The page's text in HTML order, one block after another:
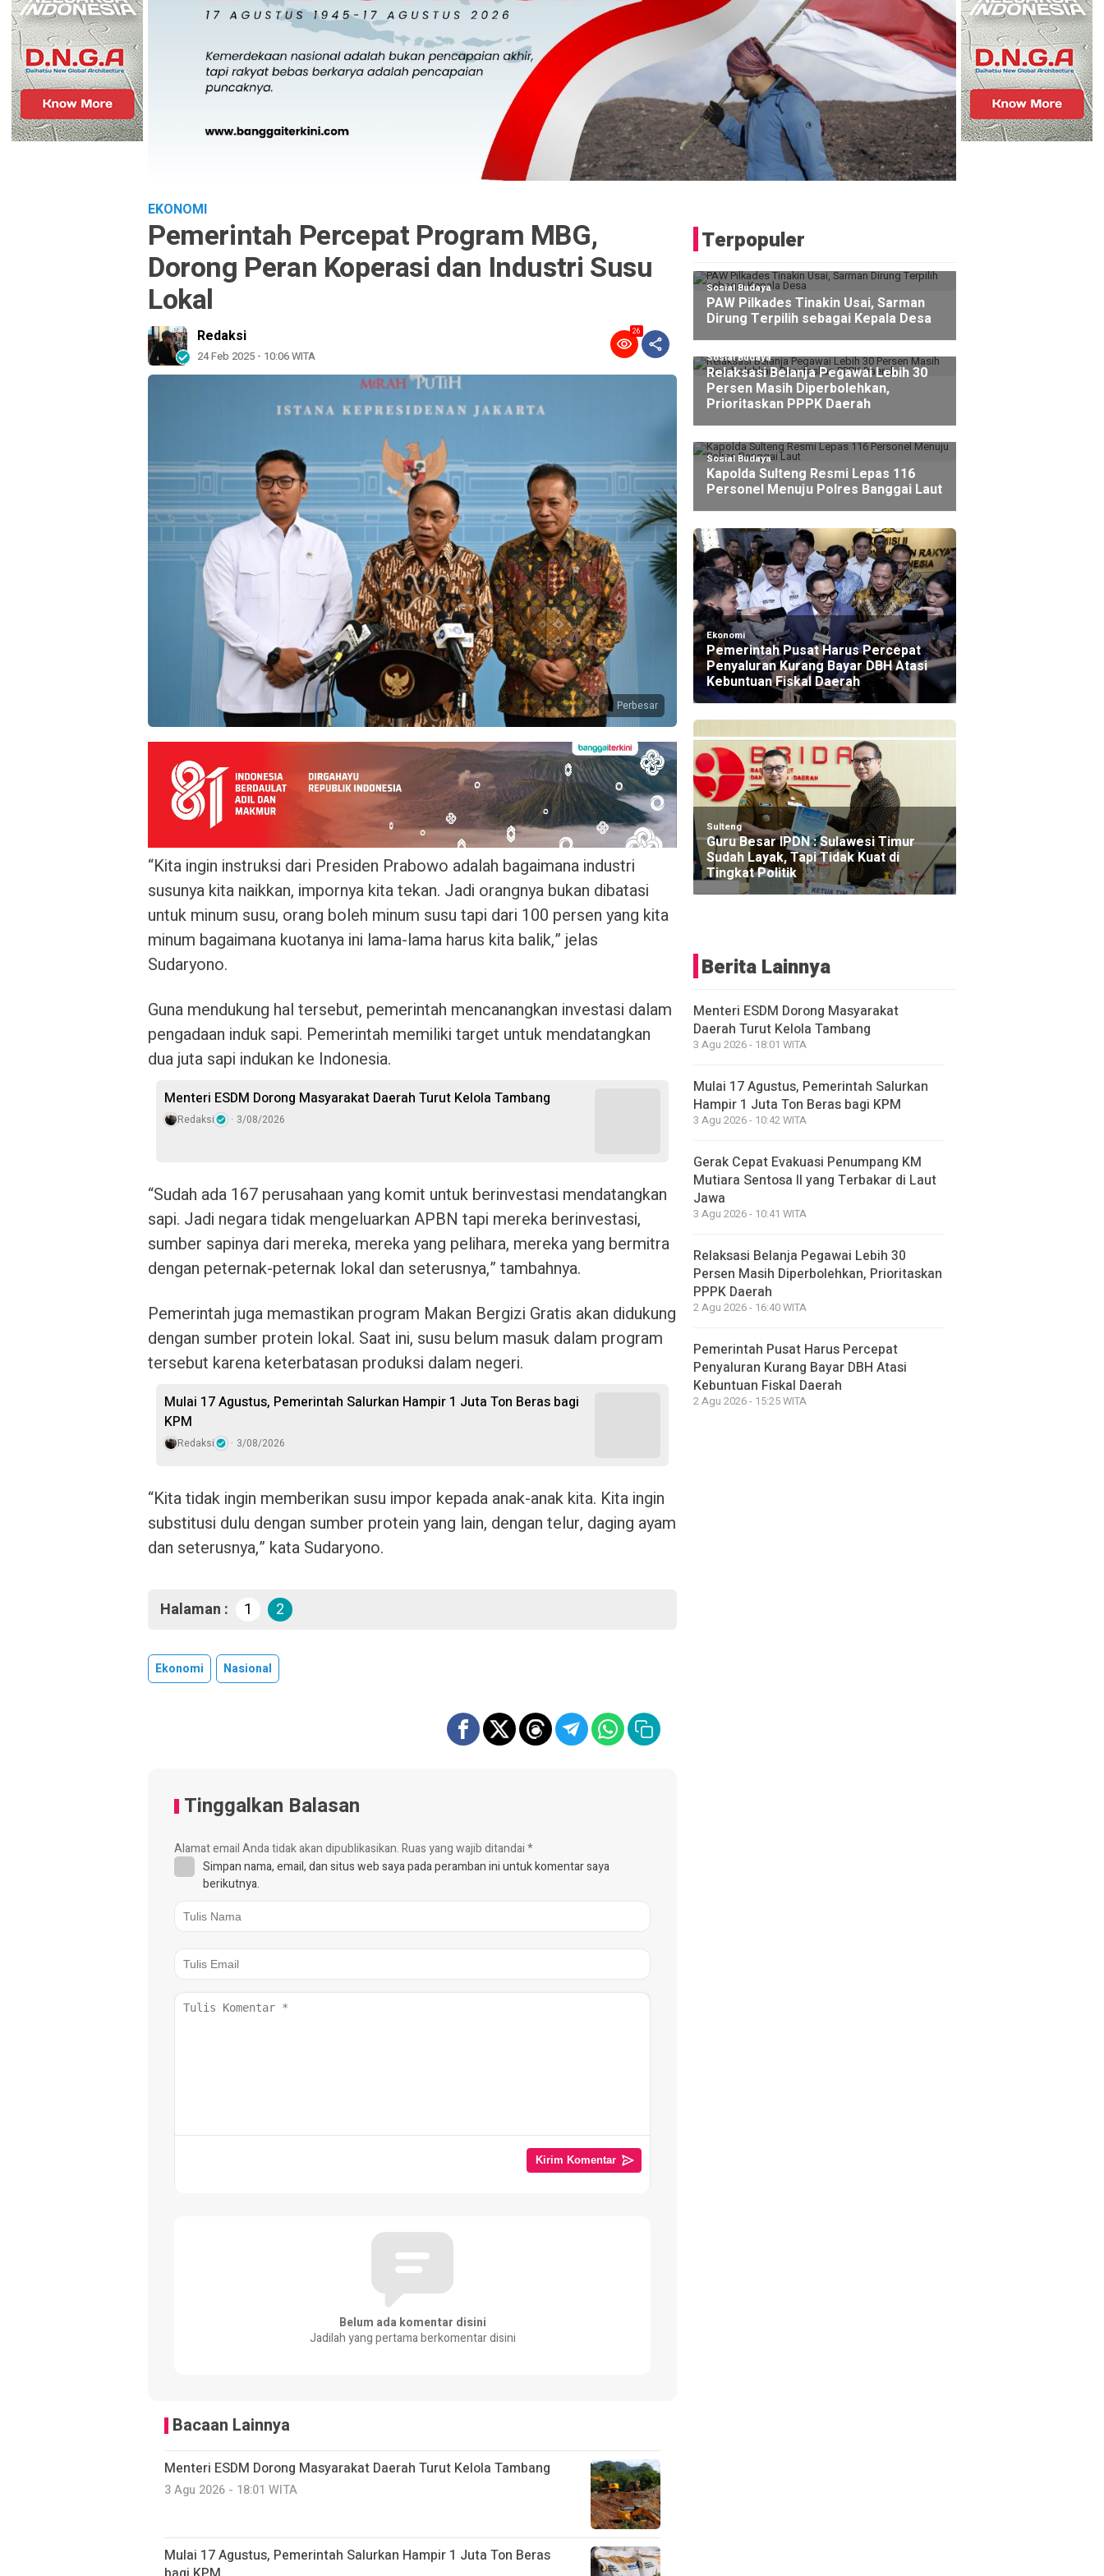
EKONOMI
Pemerintah Percepat Program MBG,
Dorong Peran Koperasi dan Industri Susu
Lokal
Redaksi
24 Feb 2025 - 10:06 WITA
26
Perbesar
“Kita ingin instruksi dari Presiden Prabowo adalah bagaimana industri
susunya kita naikkan, impornya kita tekan. Jadi orangnya bukan dibatasi
untuk minum susu, orang boleh minum susu tapi dari 100 persen yang kita
minum bagaimana kuotanya ini lama-lama harus kita balik,” jelas
Sudaryono.
Guna mendukung hal tersebut, pemerintah mencanangkan investasi dalam
pengadaan induk sapi. Pemerintah memiliki target untuk mendatangkan
dua juta sapi indukan ke Indonesia.
Menteri ESDM Dorong Masyarakat Daerah Turut Kelola Tambang
Redaksi 3/08/2026
“Sudah ada 167 perusahaan yang komit untuk berinvestasi mendatangkan
sapi. Jadi negara tidak mengeluarkan APBN tapi mereka berinvestasi,
sumber sapinya dari mereka, mereka yang pelihara, mereka yang bermitra
dengan peternak-peternak lokal dan seterusnya,” tambahnya.
Pemerintah juga memastikan program Makan Bergizi Gratis akan didukung
dengan sumber protein lokal. Saat ini, susu belum masuk dalam program
tersebut karena keterbatasan produksi dalam negeri.
Mulai 17 Agustus, Pemerintah Salurkan Hampir 1 Juta Ton Beras bagi
KPM
Redaksi 3/08/2026
“Kita tidak ingin memberikan susu impor kepada anak-anak kita. Kita ingin
substitusi dulu dengan sumber protein yang lain, dengan telur, daging ayam
dan seterusnya,” kata Sudaryono.
Halaman : 1 2
Ekonomi Nasional
Tinggalkan Balasan
Alamat email Anda tidak akan dipublikasikan.Ruas yang wajib ditandai*
Simpan nama, email, dan situs web saya pada peramban ini untuk komentar saya
berikutnya.
Belum ada komentar disini
Jadilah yang pertama berkomentar disini
Bacaan Lainnya
Menteri ESDM Dorong Masyarakat Daerah Turut Kelola Tambang
3 Agu 2026 - 18:01 WITA
Mulai 17 Agustus, Pemerintah Salurkan Hampir 1 Juta Ton Beras
Terpopuler
Sosial Budaya
PAW Pilkades Tinakin Usai, Sarman
Dirung Terpilih sebagai Kepala Desa
Sosial Budaya
Relaksasi Belanja Pegawai Lebih 30
Persen Masih Diperbolehkan,
Prioritaskan PPPK Daerah
Sosial Budaya
Kapolda Sulteng Resmi Lepas 116
Personel Menuju Polres Banggai Laut
Ekonomi
Pemerintah Pusat Harus Percepat
Penyaluran Kurang Bayar DBH Atasi
Kebuntuan Fiskal Daerah
Sulteng
Guru Besar IPDN : Sulawesi Timur
Sudah Layak, Tapi Tidak Kuat di
Tingkat Politik
Berita Lainnya
Menteri ESDM Dorong Masyarakat
Daerah Turut Kelola Tambang
3 Agu 2026 - 18:01 WITA
Mulai 17 Agustus, Pemerintah Salurkan
Hampir 1 Juta Ton Beras bagi KPM
3 Agu 2026 - 10:42 WITA
Gerak Cepat Evakuasi Penumpang KM
Mutiara Sentosa II yang Terbakar di Laut
Jawa
3 Agu 2026 - 10:41 WITA
Relaksasi Belanja Pegawai Lebih 30
Persen Masih Diperbolehkan, Prioritaskan
PPPK Daerah
2 Agu 2026 - 16:40 WITA
Pemerintah Pusat Harus Percepat
Penyaluran Kurang Bayar DBH Atasi
Kebuntuan Fiskal Daerah
2 Agu 2026 - 15:25 WITA